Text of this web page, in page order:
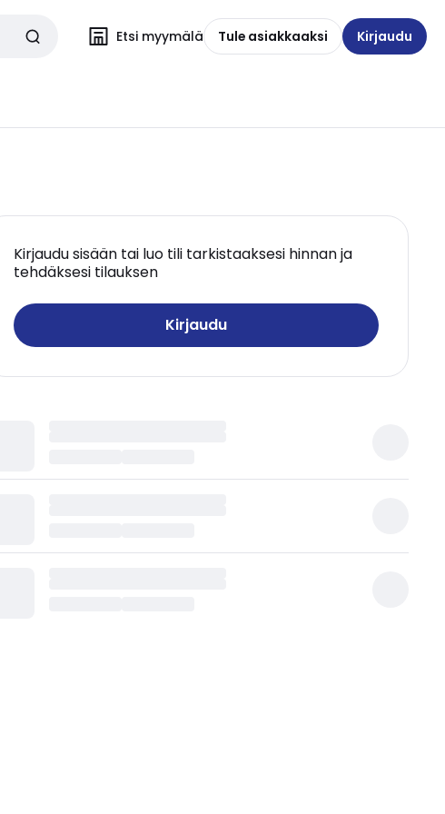
Etsi myymälä Tule asiakkaaksi Kirjaudu
Kirjaudu sisään tai luo tili tarkistaaksesi hinnan ja
tehdäksesi tilauksen
Kirjaudu